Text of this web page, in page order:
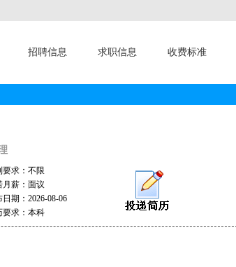
招聘信息 求职信息 收费标准
求：不限
薪：面议
期：2026-08-06
求：本科